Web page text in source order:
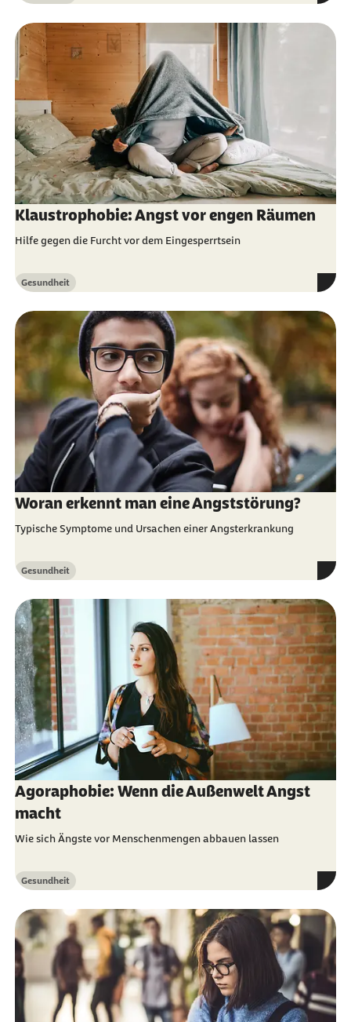
Klaustrophobie: Angst vor engen Räumen
Hilfe gegen die Furcht vor dem Eingesperrtsein
Kategorie
Gesundheit
Woran erkennt man eine Angststörung?
Typische Symptome und Ursachen einer Angsterkrankung
Kategorie
Gesundheit
Agoraphobie: Wenn die Außenwelt Angst
macht
Wie sich Ängste vor Menschenmengen abbauen lassen
Kategorie
Gesundheit